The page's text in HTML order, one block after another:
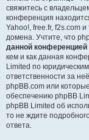
свяжитесь с
конференция
Yahoo!, free.fr, f2s.com
домена. Учтите, что
данной конференцией
кем и как данная
Limited по
ответственности за
phpBB.com или
обеспечению phpBB
phpBB Limited об
то не ждите
ответа.